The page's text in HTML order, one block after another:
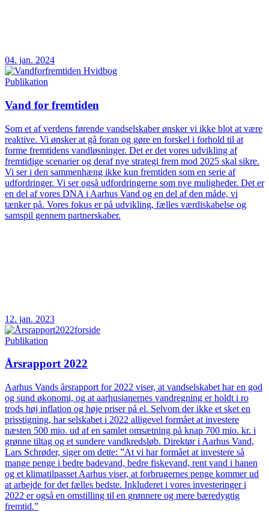
04. jan. 2024
Publikation
Vand for fremtiden
Som et af verdens førende vandselskaber ønsker vi ikke blot at være
reaktive. Vi ønsker at gå foran og gøre en forskel i forhold til at
forme fremtidens vandløsninger. Det er det vores udvikling af
fremtidige scenarier og deraf nye strategi frem mod 2025 skal sikre.
Vi ser i den sammenhæng ikke kun fremtiden som en serie af
udfordringer. Vi ser også udfordringerne som nye muligheder. Det er
en del af vores DNA i Aarhus Vand og en del af den måde, vi
tænker på. Vores fokus er på udvikling, fælles værdiskabelse og
samspil gennem partnerskaber.
12. jan. 2023
Publikation
Årsrapport 2022
Aarhus Vands årsrapport for 2022 viser, at vandselskabet har en god
og sund økonomi, og at aarhusianernes vandregning er holdt i ro
trods høj inflation og høje priser på el. Selvom der ikke et sket en
prisstigning, har selskabet i 2022 alligevel formået at investere
næsten 500 mio. ud af en samlet omsætning på knap 700 mio. kr. i
grønne tiltag og et sundere vandkredsløb. Direktør i Aarhus Vand,
Lars Schrøder, siger om dette: ”At vi har formået at investere så
mange penge i bedre badevand, bedre fiskevand, rent vand i hanen
og et klimatilpasset Aarhus viser, at forbrugernes penge kommer ud
at arbejde for det fælles bedste. Inkluderet i vores investeringer i
2022 er også en omstilling til en grønnere og mere bæredygtig
fremtid.”